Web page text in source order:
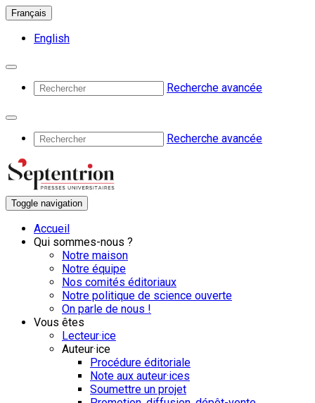
Français
English
Recherche avancée
Recherche avancée
Toggle navigation
Accueil
Qui sommes-nous ?
Notre maison
Notre équipe
Nos comités éditoriaux
Notre politique de science ouverte
On parle de nous !
Vous êtes
Lecteur·ice
Auteur·ice
Procédure éditoriale
Note aux auteur·ices
Soumettre un projet